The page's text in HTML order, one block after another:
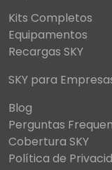
Kits Completos
Equipamentos
Recargas SKY
SKY para
Blog
Perguntas
Cobertura SKY
Política de